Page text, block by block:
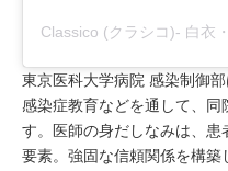
東京医科大学病院 感染制御
感染症教育などを通して、
す。医師の身だしなみは、
要素。強固な信頼関係を構